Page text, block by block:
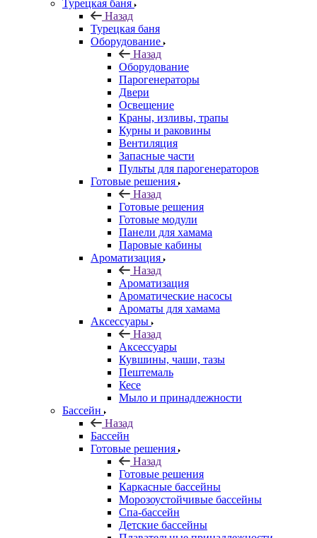
Турецкая баня
Назад
Турецкая баня
Оборудование
Назад
Оборудование
Парогенераторы
Двери
Освещение
Краны, изливы, трапы
Курны и раковины
Вентиляция
Запасные части
Пульты для парогенераторов
Готовые решения
Назад
Готовые решения
Готовые модули
Панели для хамама
Паровые кабины
Ароматизация
Назад
Ароматизация
Ароматические насосы
Ароматы для хамама
Аксессуары
Назад
Аксессуары
Кувшины, чаши, тазы
Пештемаль
Кесе
Мыло и принадлежности
Бассейн
Назад
Бассейн
Готовые решения
Назад
Готовые решения
Каркасные бассейны
Морозоустойчивые бассейны
Спа-бассейн
Детские бассейны